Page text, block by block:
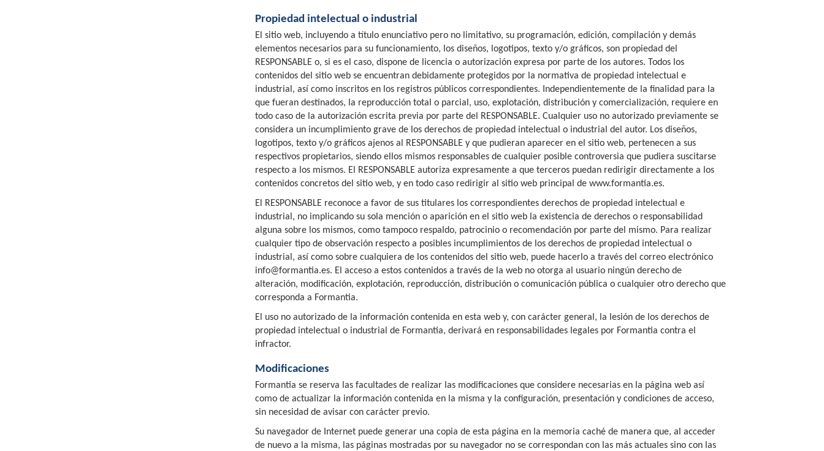
Propiedad intelectual o industrial
El sitio web, incluyendo a título enunciativo pero no limitativo, su programación, edición, compilación y demás
elementos necesarios para su funcionamiento, los diseños, logotipos, texto y/o gráficos, son propiedad del
RESPONSABLE o, si es el caso, dispone de licencia o autorización expresa por parte de los autores. Todos los
contenidos del sitio web se encuentran debidamente protegidos por la normativa de propiedad intelectual e
industrial, así como inscritos en los registros públicos correspondientes. Independientemente de la finalidad para la
que fueran destinados, la reproducción total o parcial, uso, explotación, distribución y comercialización, requiere en
todo caso de la autorización escrita previa por parte del RESPONSABLE. Cualquier uso no autorizado previamente se
considera un incumplimiento grave de los derechos de propiedad intelectual o industrial del autor. Los diseños,
logotipos, texto y/o gráficos ajenos al RESPONSABLE y que pudieran aparecer en el sitio web, pertenecen a sus
respectivos propietarios, siendo ellos mismos responsables de cualquier posible controversia que pudiera suscitarse
respecto a los mismos. El RESPONSABLE autoriza expresamente a que terceros puedan redirigir directamente a los
contenidos concretos del sitio web, y en todo caso redirigir al sitio web principal de www.formantia.es.
El RESPONSABLE reconoce a favor de sus titulares los correspondientes derechos de propiedad intelectual e
industrial, no implicando su sola mención o aparición en el sitio web la existencia de derechos o responsabilidad
alguna sobre los mismos, como tampoco respaldo, patrocinio o recomendación por parte del mismo. Para realizar
cualquier tipo de observación respecto a posibles incumplimientos de los derechos de propiedad intelectual o
industrial, así como sobre cualquiera de los contenidos del sitio web, puede hacerlo a través del correo electrónico
info@formantia.es. El acceso a estos contenidos a través de la web no otorga al usuario ningún derecho de
alteración, modificación, explotación, reproducción, distribución o comunicación pública o cualquier otro derecho que
corresponda a Formantia.
El uso no autorizado de la información contenida en esta web y, con carácter general, la lesión de los derechos de
propiedad intelectual o industrial de Formantia, derivará en responsabilidades legales por Formantia contra el
infractor.
Modificaciones
Formantia se reserva las facultades de realizar las modificaciones que considere necesarias en la página web así
como de actualizar la información contenida en la misma y la configuración, presentación y condiciones de acceso,
sin necesidad de avisar con carácter previo.
Su navegador de Internet puede generar una copia de esta página en la memoria caché de manera que, al acceder
de nuevo a la misma, las páginas mostradas por su navegador no se correspondan con las más actuales sino con las